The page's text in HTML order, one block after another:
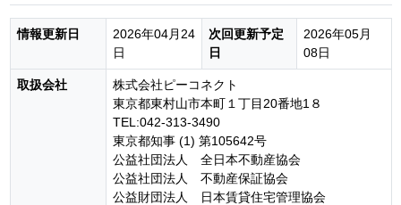
情報更新日
2026年04月24
日
次回更新予定
日
2026年05月
08日
取扱会社
株式会社ピーコネクト
東京都東村山市本町１丁目20番地1８
TEL:042-313-3490
東京都知事 (1) 第105642号
公益社団法人 全日本不動産協会
公益社団法人 不動産保証協会
公益財団法人 日本賃貸住宅管理協会